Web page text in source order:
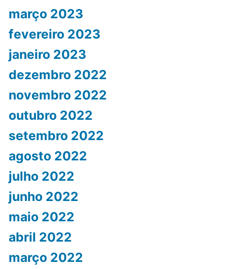
março 2023
fevereiro 2023
janeiro 2023
dezembro 2022
novembro 2022
outubro 2022
setembro 2022
agosto 2022
julho 2022
junho 2022
maio 2022
abril 2022
março 2022